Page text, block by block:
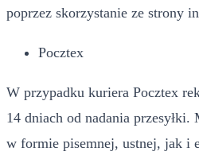
poprzez skorzystanie ze strony
Pocztex
W przypadku kuriera Pocztex
14 dniach od nadania
w formie pisemnej, ustnej, jak i